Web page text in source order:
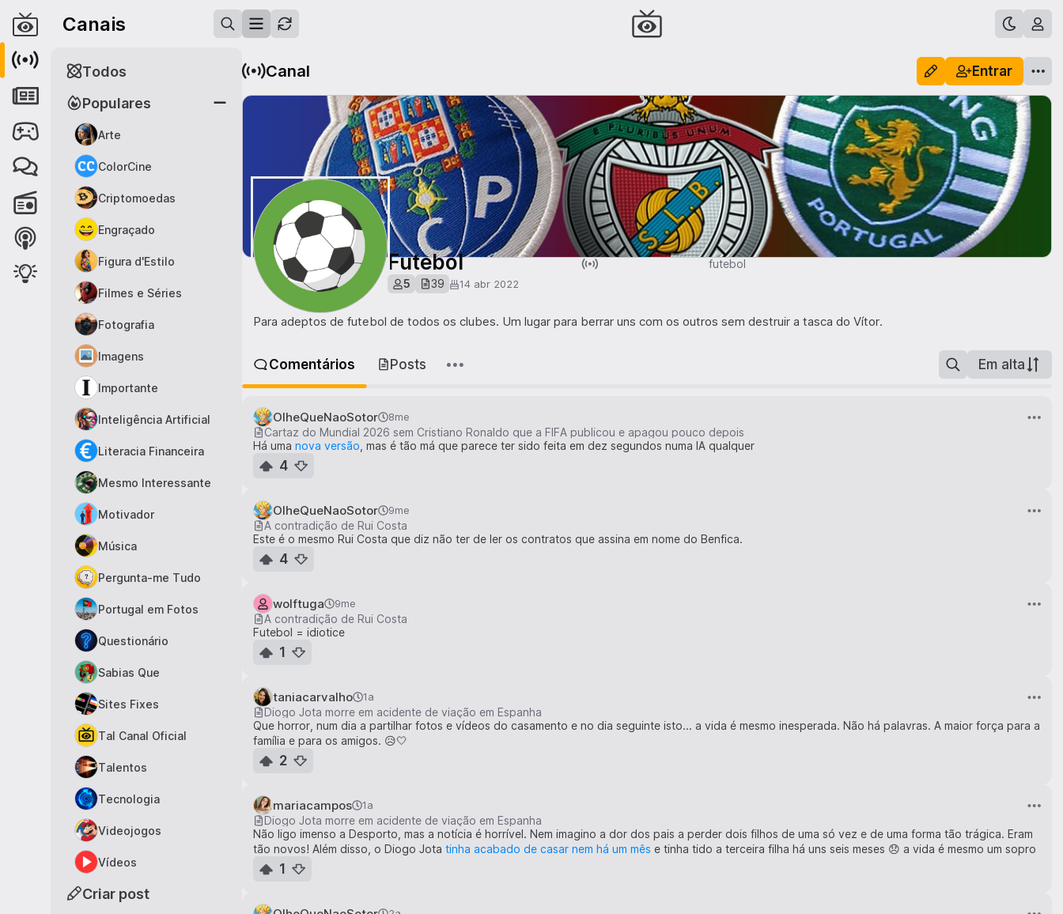
Canais
Criar post
Populares
Arte
ColorCine
Criptomoedas
Engraçado
Figura d'Estilo
Filmes e Séries
Fotografia
Imagens
Importante
Inteligência Artificial
Literacia Financeira
Mesmo Interessante
Motivador
Música
Pergunta-me Tudo
Portugal em Fotos
Questionário
Sabias Que
Sites Fixes
Tal Canal Oficial
Talentos
Tecnologia
Videojogos
Vídeos
Todos Canal Entrar
Futebol
futebol
5
39 14 abr 2022
Para adeptos de futebol de todos os clubes. Um lugar para berrar uns com os outros sem destruir a tasca do Vítor.
Comentários Posts Em alta
OlheQueNaoSotor 8me
Cartaz do Mundial 2026 sem Cristiano Ronaldo que a FIFA publicou e apagou pouco depois
Há uma nova versão , mas é tão má que parece ter sido feita em dez segundos numa IA qualquer
4
OlheQueNaoSotor 9me
A contradição de Rui Costa
Este é o mesmo Rui Costa que diz não ter de ler os contratos que assina em nome do Benfica.
4
wolftuga 9me
A contradição de Rui Costa
Futebol = idiotice
1
taniacarvalho 1a
Diogo Jota morre em acidente de viação em Espanha
Que horror, num dia a partilhar fotos e vídeos do casamento e no dia seguinte isto... a vida é mesmo inesperada. Não há palavras. A maior força para a
família e para os amigos. 😥🤍
2
mariacampos 1a
Diogo Jota morre em acidente de viação em Espanha
Não ligo imenso a Desporto, mas a notícia é horrível. Nem imagino a dor dos pais a perder dois filhos de uma só vez e de uma forma tão trágica. Eram
tão novos! Além disso, o Diogo Jota tinha acabado de casar nem há um mês e tinha tido a terceira filha há uns seis meses 😞 a vida é mesmo um sopro
1